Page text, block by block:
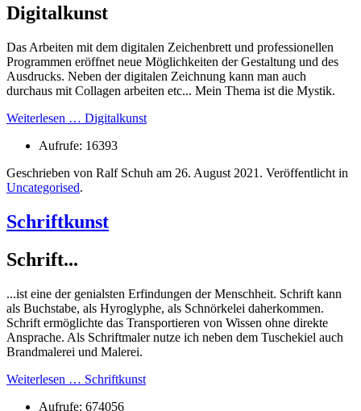
Digitalkunst
Das Arbeiten mit dem digitalen Zeichenbrett und professionellen
Programmen eröffnet neue Möglichkeiten der Gestaltung und des
Ausdrucks. Neben der digitalen Zeichnung kann man auch
durchaus mit Collagen arbeiten etc... Mein Thema ist die Mystik.
Weiterlesen … Digitalkunst
Aufrufe: 16393
Geschrieben von Ralf Schuh am 26. August 2021 . Veröffentlicht in
Uncategorised.
Schriftkunst
Schrift...
...ist eine der genialsten Erfindungen der Menschheit. Schrift kann
als Buchstabe, als Hyroglyphe, als Schnörkelei daherkommen.
Schrift ermöglichte das Transportieren von Wissen ohne direkte
Ansprache. Als Schriftmaler nutze ich neben dem Tuschekiel auch
Brandmalerei und Malerei.
Weiterlesen … Schriftkunst
Aufrufe: 674056